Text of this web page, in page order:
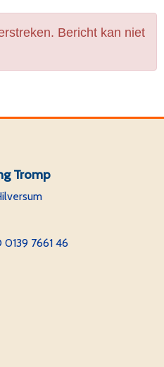
Bericht kan niet
Tromp
0139 7661 46